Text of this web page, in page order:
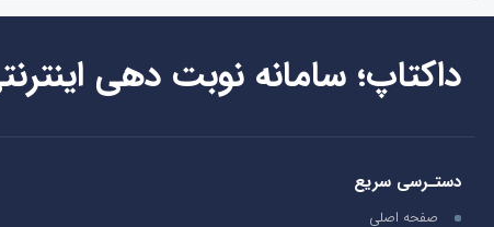
داکتاپ؛ سامانه نوبت دهی
دستـرسی سریع
صفحه اصلی